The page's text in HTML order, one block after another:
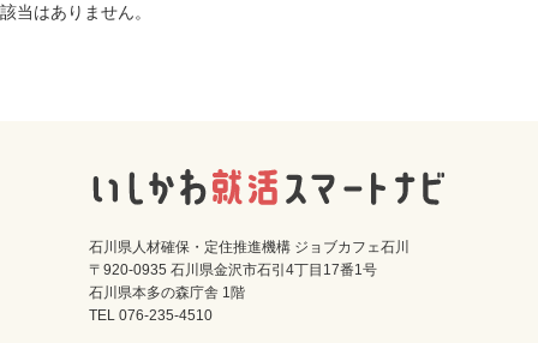
ログイン 会員登録
該当はありません。
石川県人材確保・定住推進機構 ジョブカフェ石川
〒920-0935 石川県金沢市石引4丁目17番1号
石川県本多の森庁舎 1階
TEL 076-235-4510